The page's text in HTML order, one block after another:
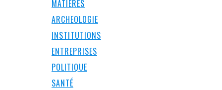
MATIÈRES
ARCHEOLOGIE
INSTITUTIONS
ENTREPRISES
POLITIQUE
SANTÉ